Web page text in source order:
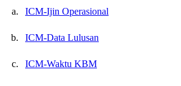
a. ICM-Ijin Operasional
b. ICM-Data Lulusan
c. ICM-Waktu KBM